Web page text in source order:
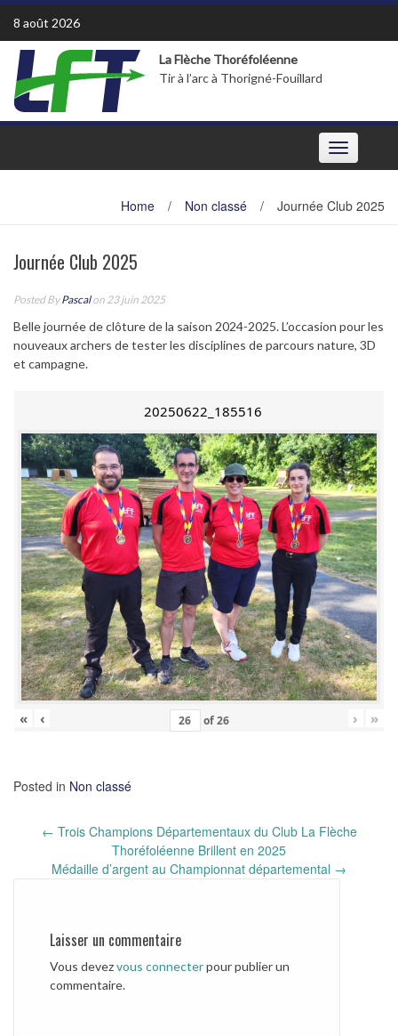
Skip
content
8 août 2026
La Flèche Thoréfoléenne
Tir à l’arc à Thorigné-Fouillard
Toggle
navigation
Home / Non classé / Journée Club 2025
Journée Club 2025
Posted ByPascalon 23 juin 2025
Belle journée de clôture de la saison 2024-2025. L’occasion pour les
nouveaux archers de tester les disciplines de parcours nature, 3D
et campagne.
20250622_185516
« ‹ of26 › »
Posted in Non classé
← Trois Champions Départementaux du Club La Flèche
Thoréfoléenne Brillent en 2025
Médaille d’argent au Championnat départemental →
Laisser un commentaire
Vous devezvous connecterpour publier un
commentaire.